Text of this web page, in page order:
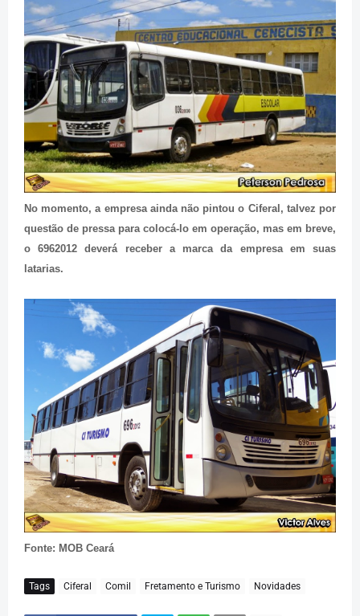
No momento, a empresa ainda não pintou o Ciferal, talvez por
questão de pressa para colocá-lo em operação, mas em breve,
o 6962012 deverá receber a marca da empresa em suas
latarias.
Fonte: MOB Ceará
Tags Ciferal Comil Fretamento e Turismo Novidades